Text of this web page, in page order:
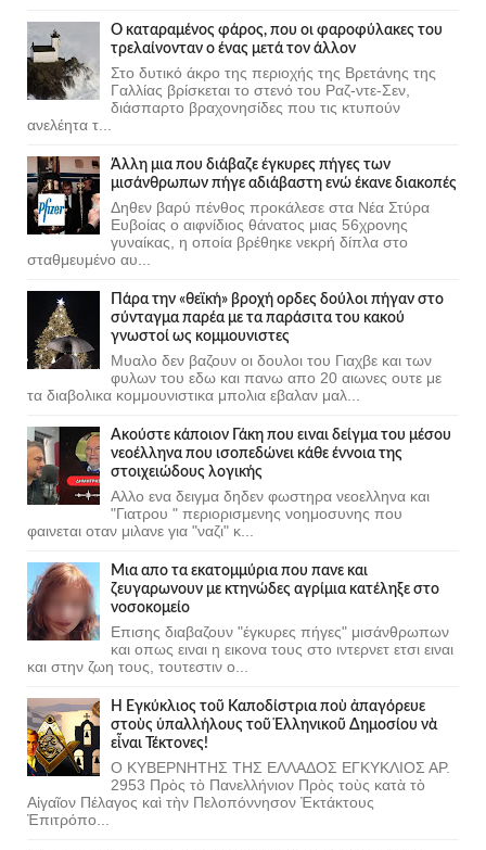
Ο καταραμένος φάρος, που οι φαροφύλακες του
τρελαίνονταν ο ένας μετά τον άλλον
Στο δυτικό άκρο της περιοχής της Βρετάνης της
Γαλλίας βρίσκεται το στενό του Ραζ-ντε-Σεν,
διάσπαρτο βραχονησίδες που τις κτυπούν
ανελέητα τ...
Άλλη μια που διάβαζε έγκυρες πήγες των
μισάνθρωπων πήγε αδιάβαστη ενώ έκανε διακοπές
Δηθεν βαρύ πένθος προκάλεσε στα Νέα Στύρα
Ευβοίας ο αιφνίδιος θάνατος μιας 56χρονης
γυναίκας, η οποία βρέθηκε νεκρή δίπλα στο
σταθμευμένο αυ...
Πάρα την «θεϊκή» βροχή ορδες δούλοι πήγαν στο
σύνταγμα παρέα με τα παράσιτα του κακού
γνωστοί ως κομμουνιστες
Μυαλο δεν βαζουν οι δουλοι του Γιαχβε και των
φυλων του εδω και πανω απο 20 αιωνες ουτε με
τα διαβολικα κομμουνιστικα μπολια εβαλαν μαλ...
Ακούστε κάποιον Γάκη που ειναι δείγμα του μέσου
νεοέλληνα που ισοπεδώνει κάθε έννοια της
στοιχειώδους λογικής
Αλλο ενα δειγμα δηδεν φωστηρα νεοελληνα και
"Γιατρου " περιορισμενης νοημοσυνης που
φαινεται οταν μιλανε για "ναζι" κ...
Μια απο τα εκατομμύρια που πανε και
ζευγαρωνουν με κτηνώδες αγρίμια κατέληξε στο
νοσοκομείο
Επισης διαβαζουν "έγκυρες πήγες" μισάνθρωπων
και οπως ειναι η εικονα τους στο ιντερνετ ετσι ειναι
και στην ζωη τους, τουτεστιν ο...
Ἡ Ἐγκύκλιος τοῦ Καποδίστρια ποὺ ἀπαγόρευε
στοὺς ὑπαλλήλους τοῦ Ἑλληνικοῦ Δημοσίου νὰ
εἶναι Τέκτονες!
Ο ΚΥΒΕΡΝΗΤΗΣ ΤΗΣ ΕΛΛΑΔΟΣ ΕΓΚΥΚΛΙΟΣ ΑΡ.
2953 Πρὸς τὸ Πανελλήνιον Πρὸς τοὺς κατὰ τὸ
Αἰγαῖον Πέλαγος καὶ τὴν Πελοπόννησον Ἐκτάκτους
Ἐπιτρόπο...